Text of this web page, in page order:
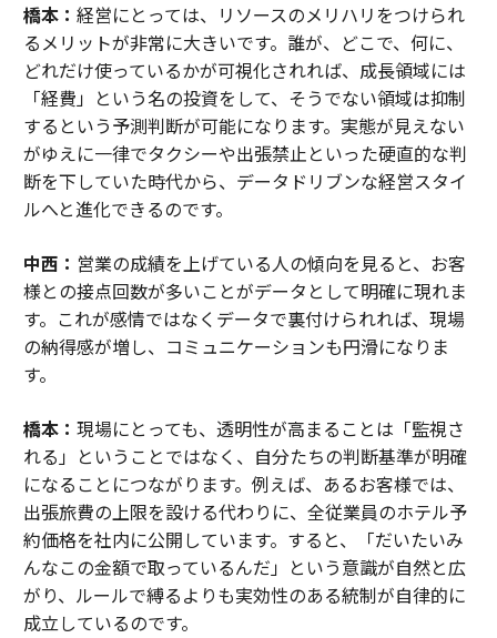
橋本： 経営にとっては、リソースのメリハリをつけられ
るメリットが非常に大きいです。誰が、どこで、何に、
どれだけ使っているかが可視化されれば、成長領域には
「経費」という名の投資をして、そうでない領域は抑制
するという予測判断が可能になります。実態が見えない
がゆえに一律でタクシーや出張禁止といった硬直的な判
断を下していた時代から、データドリブンな経営スタイ
ルへと進化できるのです。
中西： 営業の成績を上げている人の傾向を見ると、お客
様との接点回数が多いことがデータとして明確に現れま
す。これが感情ではなくデータで裏付けられれば、現場
の納得感が増し、コミュニケーションも円滑になりま
す。
橋本： 現場にとっても、透明性が高まることは「監視さ
れる」ということではなく、自分たちの判断基準が明確
になることにつながります。例えば、あるお客様では、
出張旅費の上限を設ける代わりに、全従業員のホテル予
約価格を社内に公開しています。すると、「だいたいみ
んなこの金額で取っているんだ」という意識が自然と広
がり、ルールで縛るよりも実効性のある統制が自律的に
成立しているのです。